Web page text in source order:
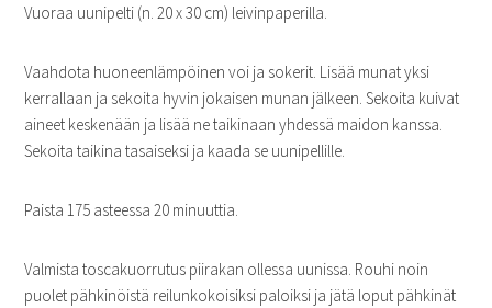
Vuoraa uunipelti (n. 20 x 30 cm) leivinpaperilla.
Vaahdota huoneenlämpöinen voi ja sokerit. Lisää munat yksi
kerrallaan ja sekoita hyvin jokaisen munan jälkeen. Sekoita kuivat
aineet keskenään ja lisää ne taikinaan yhdessä maidon kanssa.
Sekoita taikina tasaiseksi ja kaada se uunipellille.
Paista 175 asteessa 20 minuuttia.
Valmista toscakuorrutus piirakan ollessa uunissa. Rouhi noin
puolet pähkinöistä reilunkokoisiksi paloiksi ja jätä loput pähkinät